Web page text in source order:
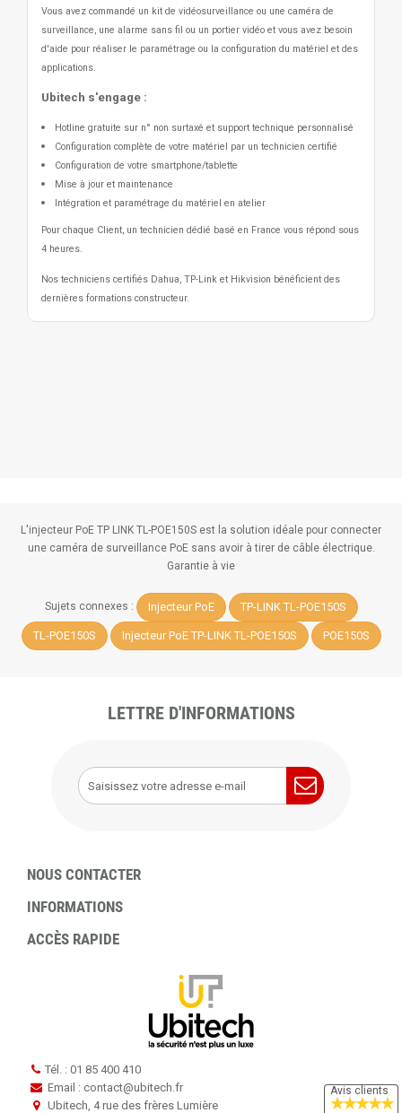
Vous avez commandé un kit de vidéosurveillance ou une caméra de
surveillance, une alarme sans fil ou un portier vidéo et vous avez besoin
d'aide pour réaliser le paramétrage ou la configuration du matériel et des
applications.
Ubitech s'engage :
Hotline gratuite sur n° non surtaxé et support technique personnalisé
Configuration complète de votre matériel par un technicien certifié
Configuration de votre smartphone/tablette
Mise à jour et maintenance
Intégration et paramétrage du matériel en atelier
Pour chaque Client, un technicien dédié basé en France vous répond sous
4 heures.
Nos techniciens certifiés Dahua, TP-Link et Hikvision bénéficient des
dernières formations constructeur.
Avis clients
★★★★★
L'injecteur PoE TP LINK TL-POE150S est la solution idéale pour connecter
une caméra de surveillance PoE sans avoir à tirer de câble électrique.
Garantie à vie
Sujets connexes : Injecteur PoE TP-LINK TL-POE150S
TL-POE150S Injecteur PoE TP-LINK TL-POE150S POE150S
LETTRE D'INFORMATIONS
NOUS CONTACTER
INFORMATIONS
ACCÈS RAPIDE
Tél. : 01 85 400 410
Email : contact@ubitech.fr
Ubitech, 4 rue des frères Lumière